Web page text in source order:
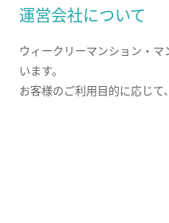
運営会社について
ウィークリーマンション・
います。
お客様のご利用目的に応じて